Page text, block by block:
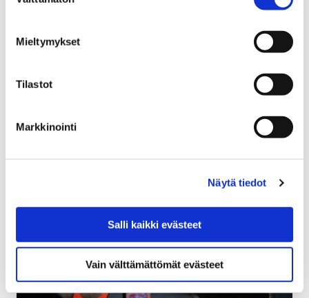
Mieltymykset
Tilastot
Markkinointi
Näytä tiedot
Salli kaikki evästeet
Vain välttämättömät evästeet
ajanmukaisempiin tiloihin. Perusturvajohtaja Terttu
kiinteistöjen…